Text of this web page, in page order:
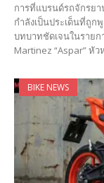
การที่แบรนด์รถจักรย
กำลังเป็นประเด็นที่ถูก
บทบาทชัดเจนในรายก
Martinez “Aspar” หั
BIKE NEWS